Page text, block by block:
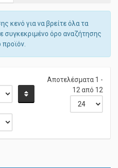
κενό για να βρείτε όλα τα
συγκεκριμένο όρο αναζήτησης
Αποτελέσματα 1 -
12 από 12